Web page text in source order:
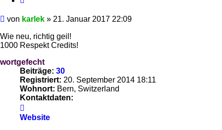
Beitrag
von karlek » 21. Januar 2017 22:09
Wie neu, richtig geil!
1000 Respekt Credits!
wortgefecht
Beiträge: 30
Registriert: 20. September 2014 18:11
Wohnort: Bern, Switzerland
Kontaktdaten:
von
Website